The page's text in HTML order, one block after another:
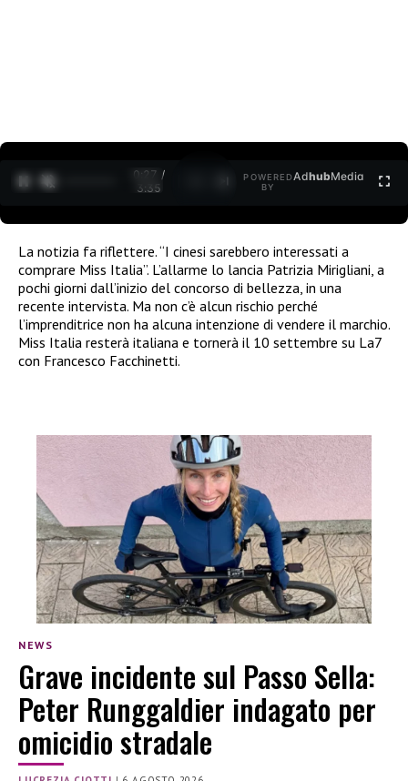
0:28 /
3:35
POWERED
BY
AdhubMedia
La notizia fa riflettere. “I cinesi sarebbero interessati a
comprare Miss Italia”. L’allarme lo lancia Patrizia Mirigliani, a
pochi giorni dall’inizio del concorso di bellezza, in una
recente intervista. Ma non c’è alcun rischio perché
l’imprenditrice non ha alcuna intenzione di vendere il marchio.
Miss Italia resterà italiana e tornerà il 10 settembre su La7
con Francesco Facchinetti.
NEWS
Grave incidente sul Passo Sella:
Peter Runggaldier indagato per
omicidio stradale